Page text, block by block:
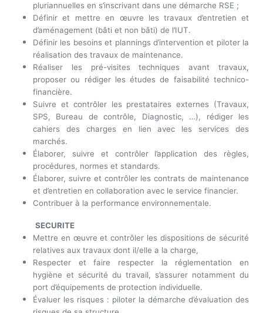
pluriannuelles en s’inscrivant dans une démarche RSE ;
Définir et mettre en œuvre les travaux d’entretien et
d’aménagement (bâti et non bâti) de l’IUT.
Définir les besoins et plannings d’intervention et piloter la
réalisation des travaux de maintenance.
Réaliser les pré-visites techniques avant travaux,
proposer ou rédiger les études de faisabilité technico-
financière.
Suivre et contrôler les prestataires externes (Travaux,
SPS, Bureau de contrôle, Diagnostic, …), rédiger les
cahiers des charges en lien avec les services des
marchés.
Élaborer, suivre et contrôler l’application des règles,
procédures, normes et standards.
Élaborer, suivre et contrôler les contrats de maintenance
et d’entretien en collaboration avec le service financier.
Contribuer à la performance environnementale.
SECURITE
Mettre en œuvre et contrôler les dispositions de sécurité
relatives aux travaux dont il/elle a la charge,
Respecter et faire respecter la réglementation en
hygiène et sécurité du travail, s’assurer notamment du
port d’équipements de protection individuelle.
Évaluer les risques : piloter la démarche d’évaluation des